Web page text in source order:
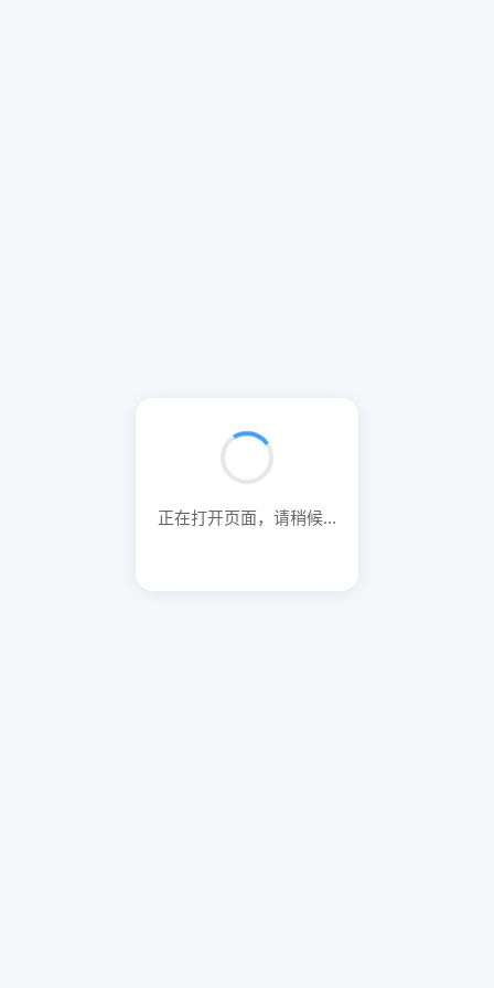
正在打开页面，请稍候...